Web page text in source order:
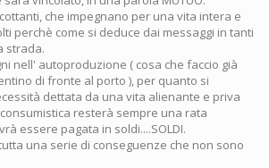
che impegnano per una vita intera e
perchè come si deduce dai messaggi in tanti
strada.
nell' autoproduzione ( cosa che faccio già
di fronte al porto ), per quanto si
dettata da una vita alienante e priva
resterà sempre una rata
essere pagata in soldi....SOLDI.
una serie di conseguenze che non sono